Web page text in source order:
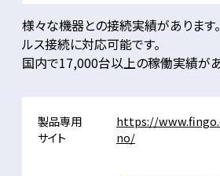
様々な機器との接続実績があります。
ルス接続に対応可能です。
国内で17,000台以上の稼働実績があ
製品専用
サイト
https://
no/